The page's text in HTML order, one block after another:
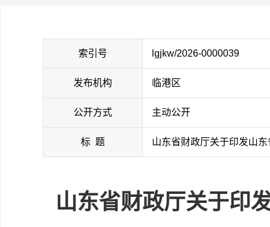
索引号 lgjkw/2026-0000039
发布机构 临港区
公开方式 主动公开
标 题 山东省财政厅关于印发山
山东省财政厅关于印